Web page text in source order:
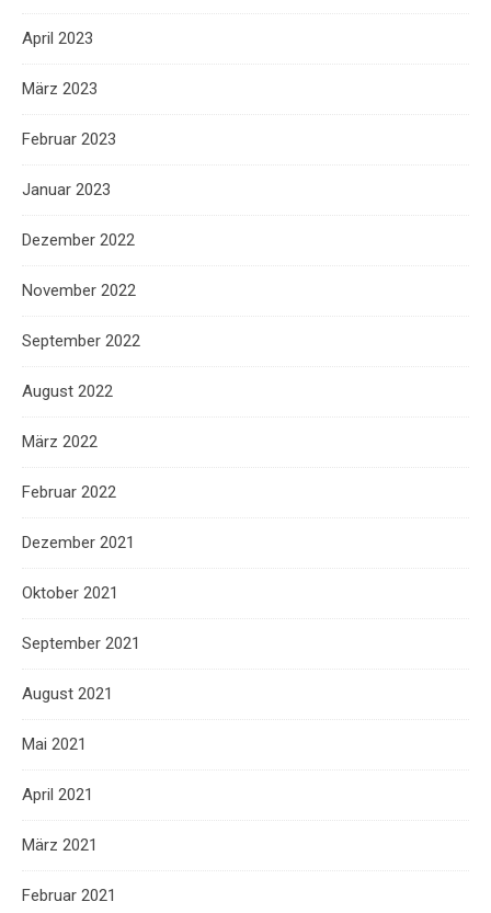
April 2023
März 2023
Februar 2023
Januar 2023
Dezember 2022
November 2022
September 2022
August 2022
März 2022
Februar 2022
Dezember 2021
Oktober 2021
September 2021
August 2021
Mai 2021
April 2021
März 2021
Februar 2021